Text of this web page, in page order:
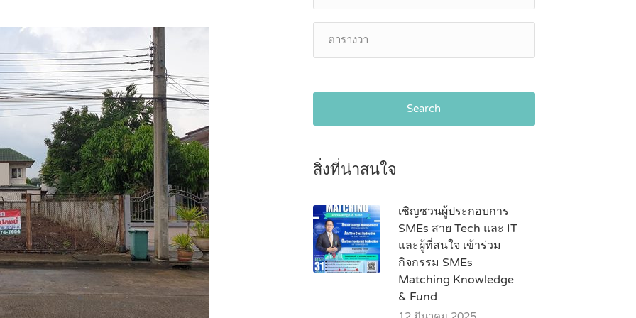
Search
สิ่งที่น่าสนใจ
เชิญชวนผู้ประกอบการ
SMEs สาย Tech และ IT
และผู้ที่สนใจ เข้าร่วม
กิจกรรม SMEs
Matching Knowledge
& Fund